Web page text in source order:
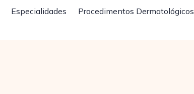
Especialidades Procedimentos Dermatológicos